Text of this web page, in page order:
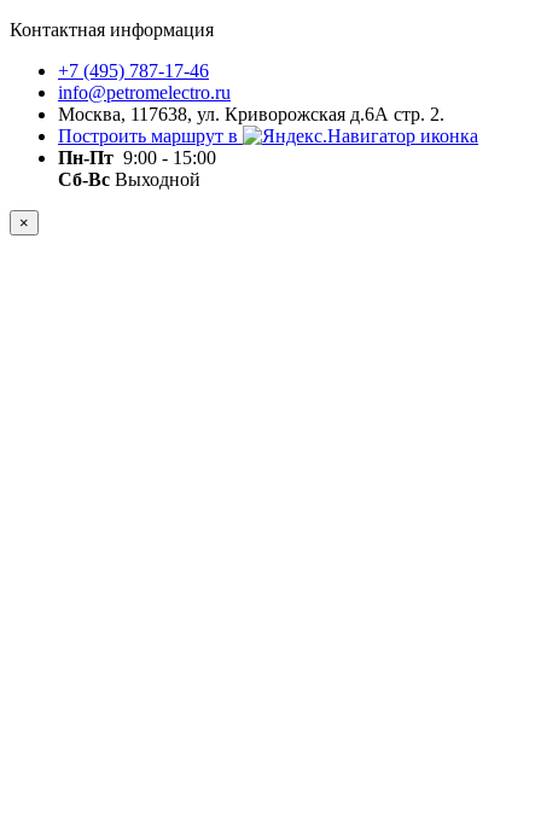
Контактная информация
+7 (495) 787-17-46
info@petromelectro.ru
Москва, 117638, ул. Криворожская д.6А стр. 2.
Построить маршрут в
Пн-Пт 9:00 - 15:00
Сб-Вс Выходной
×